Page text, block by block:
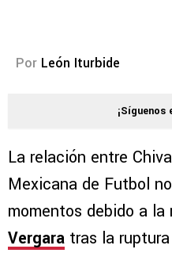
Por León Iturbide
¡Síguenos
La relación entre
Mexicana de Futbol
momentos debido a la
Vergara tras la